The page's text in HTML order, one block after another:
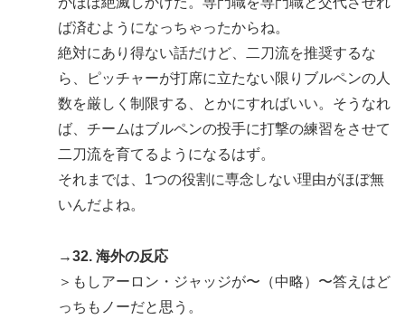
ば済むようになっちゃったからね。
絶対にあり得ない話だけど、二刀流を推奨するな
ら、ピッチャーが打席に立たない限りブルペンの人
数を厳しく制限する、とかにすればいい。そうなれ
ば、チームはブルペンの投手に打撃の練習をさせて
二刀流を育てるようになるはず。
それまでは、1つの役割に専念しない理由がほぼ無
いんだよね。
→32. 海外の反応
＞もしアーロン・ジャッジが〜（中略）〜答えはど
っちもノーだと思う。